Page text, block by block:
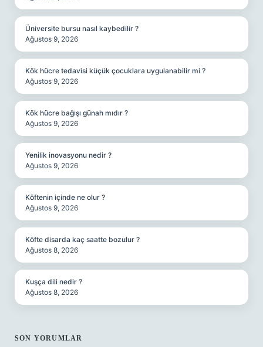
Üniversite bursu nasıl kaybedilir ?
Ağustos 9, 2026
Kök hücre tedavisi küçük çocuklara uygulanabilir mi ?
Ağustos 9, 2026
Kök hücre bağışı günah mıdır ?
Ağustos 9, 2026
Yenilik inovasyonu nedir ?
Ağustos 9, 2026
Köftenin içinde ne olur ?
Ağustos 9, 2026
Köfte disarda kaç saatte bozulur ?
Ağustos 8, 2026
Kuşça dili nedir ?
Ağustos 8, 2026
SON YORUMLAR